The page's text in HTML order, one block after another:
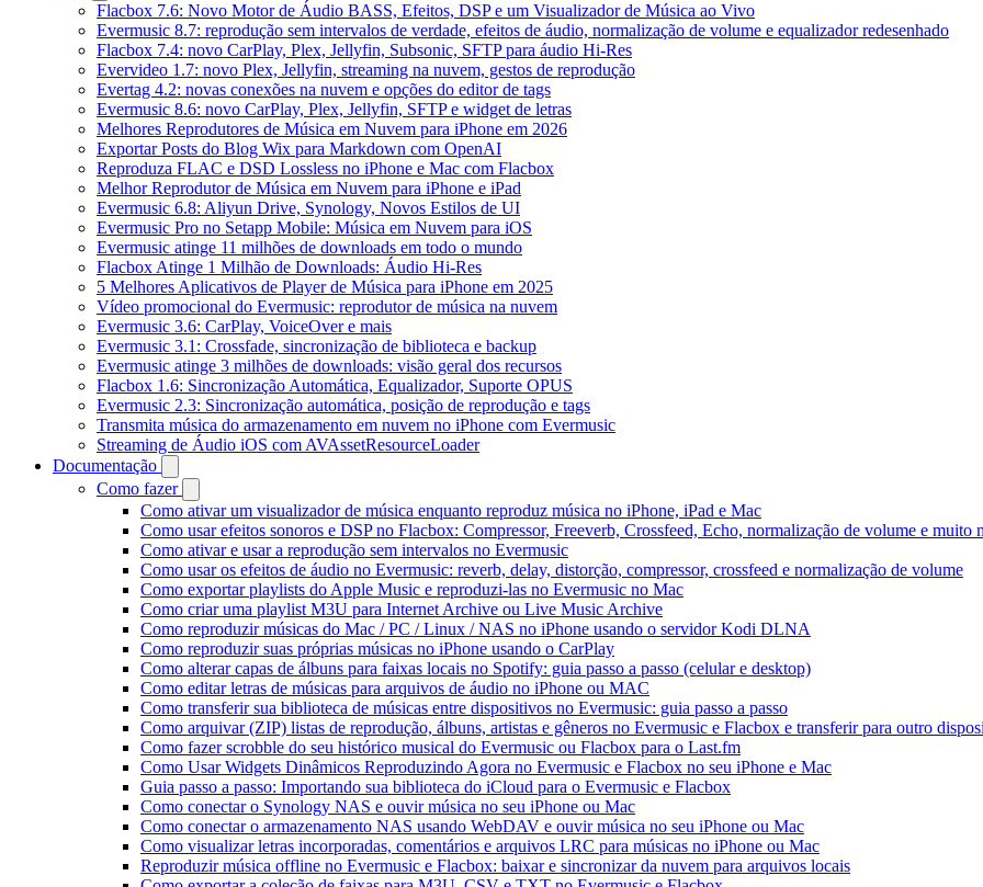
Flacbox 7.6: Novo Motor de Áudio BASS, Efeitos, DSP e um Visualizador de Música ao Vivo
Evermusic 8.7: reprodução sem intervalos de verdade, efeitos de áudio, normalização de volume e equalizador redesenhado
Flacbox 7.4: novo CarPlay, Plex, Jellyfin, Subsonic, SFTP para áudio Hi-Res
Evervideo 1.7: novo Plex, Jellyfin, streaming na nuvem, gestos de reprodução
Evertag 4.2: novas conexões na nuvem e opções do editor de tags
Evermusic 8.6: novo CarPlay, Plex, Jellyfin, SFTP e widget de letras
Melhores Reprodutores de Música em Nuvem para iPhone em 2026
Exportar Posts do Blog Wix para Markdown com OpenAI
Reproduza FLAC e DSD Lossless no iPhone e Mac com Flacbox
Melhor Reprodutor de Música em Nuvem para iPhone e iPad
Evermusic 6.8: Aliyun Drive, Synology, Novos Estilos de UI
Evermusic Pro no Setapp Mobile: Música em Nuvem para iOS
Evermusic atinge 11 milhões de downloads em todo o mundo
Flacbox Atinge 1 Milhão de Downloads: Áudio Hi-Res
5 Melhores Aplicativos de Player de Música para iPhone em 2025
Vídeo promocional do Evermusic: reprodutor de música na nuvem
Evermusic 3.6: CarPlay, VoiceOver e mais
Evermusic 3.1: Crossfade, sincronização de biblioteca e backup
Evermusic atinge 3 milhões de downloads: visão geral dos recursos
Flacbox 1.6: Sincronização Automática, Equalizador, Suporte OPUS
Evermusic 2.3: Sincronização automática, posição de reprodução e tags
Transmita música do armazenamento em nuvem no iPhone com Evermusic
Streaming de Áudio iOS com AVAssetResourceLoader
Documentação
Como fazer
Como ativar um visualizador de música enquanto reproduz música no iPhone, iPad e Mac
Como usar efeitos sonoros e DSP no Flacbox: Compressor, Freeverb, Crossfeed, Echo, normalização de volume e muito
Como ativar e usar a reprodução sem intervalos no Evermusic
Como usar os efeitos de áudio no Evermusic: reverb, delay, distorção, compressor, crossfeed e normalização de volume
Como exportar playlists do Apple Music e reproduzi-las no Evermusic no Mac
Como criar uma playlist M3U para Internet Archive ou Live Music Archive
Como reproduzir músicas do Mac / PC / Linux / NAS no iPhone usando o servidor Kodi DLNA
Como reproduzir suas próprias músicas no iPhone usando o CarPlay
Como alterar capas de álbuns para faixas locais no Spotify: guia passo a passo (celular e desktop)
Como editar letras de músicas para arquivos de áudio no iPhone ou MAC
Como transferir sua biblioteca de músicas entre dispositivos no Evermusic: guia passo a passo
Como arquivar (ZIP) listas de reprodução, álbuns, artistas e gêneros no Evermusic e Flacbox e transferir para outro
Como fazer scrobble do seu histórico musical do Evermusic ou Flacbox para o Last.fm
Como Usar Widgets Dinâmicos Reproduzindo Agora no Evermusic e Flacbox no seu iPhone e Mac
Guia passo a passo: Importando sua biblioteca do iCloud para o Evermusic e Flacbox
Como conectar o Synology NAS e ouvir música no seu iPhone ou Mac
Como conectar o armazenamento NAS usando WebDAV e ouvir música no seu iPhone ou Mac
Como visualizar letras incorporadas, comentários e arquivos LRC para músicas no iPhone ou Mac
Reproduzir música offline no Evermusic e Flacbox: baixar e sincronizar da nuvem para arquivos locais